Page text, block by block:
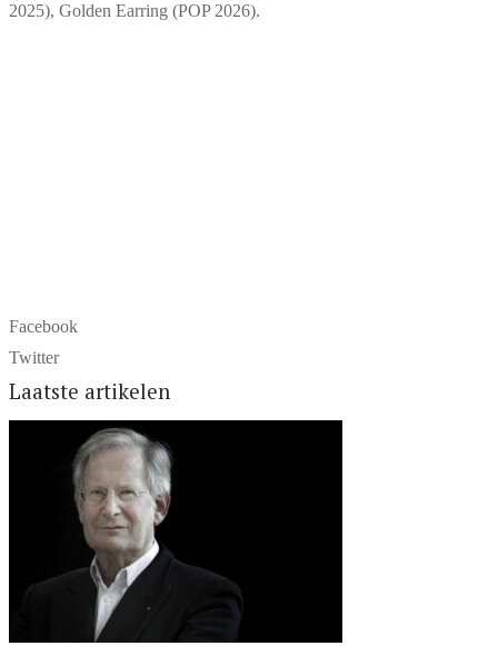
2025), Golden Earring (POP 2026).
Facebook
Twitter
Laatste artikelen